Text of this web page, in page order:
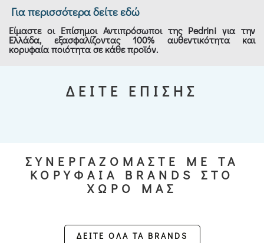
Για περισσότερα δείτε εδώ
Είμαστε οι Επίσημοι Αντιπρόσωποι της Pedrini για την
Ελλάδα, εξασφαλίζοντας 100% αυθεντικότητα και
κορυφαία ποιότητα σε κάθε προϊόν.
ΔΕΙΤΕ ΕΠΙΣΗΣ
ΣΥΝΕΡΓΑΖΟΜΑΣΤΕ ΜΕ ΤΑ
ΚΟΡΥΦΑΙΑ BRANDS ΣΤΟ
ΧΩΡΟ ΜΑΣ
ΔΕΙΤΕ ΟΛΑ ΤΑ BRANDS